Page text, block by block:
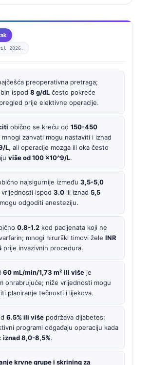
2026.
preoperativna pretraga;
ispod 8 g/dL često pokreće
prije elektivne operacije.
obično se kreću od 150-450
mnogi zahvati mogu nastaviti i iznad
L, ali operacije mozga ili oka često
više od 100 x10^9/L.
najsigurnije između 3,5-5,0
vrijednosti ispod 3.0 ili iznad 5,5
mogu odgoditi anesteziju.
0.8-1.2 kod pacijenata koji ne
mnogi hirurški timovi žele INR
prije invazivnih procedura.
60 mL/min/1,73 m² ili više je
ohrabrujuće; niže vrijednosti mogu
planiranje tečnosti i lijekova.
6.5% ili više podržava dijabetes;
programi odgađaju operaciju kada
iznad 8,0-8,5%.
krvne grupe i skrining za